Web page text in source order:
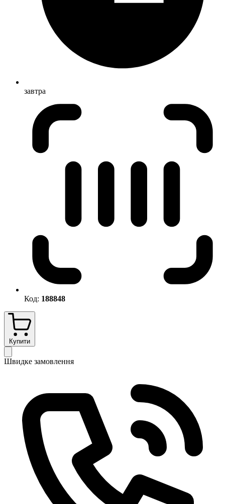
завтра
Код: 188848
Купити
Швидке замовлення